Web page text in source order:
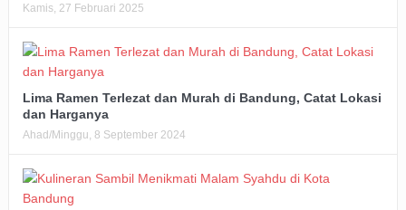
Kamis, 27 Februari 2025
Lima Ramen Terlezat dan Murah di Bandung, Catat Lokasi
dan Harganya
Ahad/Minggu, 8 September 2024